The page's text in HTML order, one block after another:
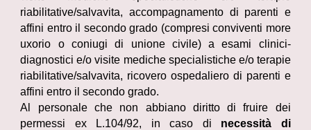
riabilitative/salvavita, accompagnamento di parenti e
affini entro il secondo grado (compresi conviventi more
uxorio o coniugi di unione civile) a esami clinici-
diagnostici e/o visite mediche specialistiche e/o terapie
riabilitative/salvavita, ricovero ospedaliero di parenti e
affini entro il secondo grado.
Al personale che non abbiano diritto di fruire dei
permessi ex L.104/92, in caso di necessità di